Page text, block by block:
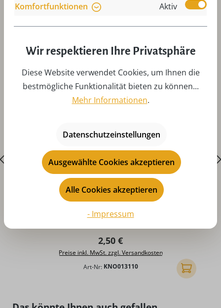
Zubehör
Räucherkerzen - Tannenduft, 24 Stück von
Regulärer Preis:
2,50 €
Preise inkl. MwSt. zzgl. Versandkosten
Art-Nr: KNO013110 In den
Produktgalerie überspringen
Komfortfunktionen
Aktiv
Wir respektieren Ihre Privatsphäre
Diese Website verwendet Cookies, um Ihnen die
bestmögliche Funktionalität bieten zu können...
Mehr Informationen.
Datenschutzeinstellungen
Ausgewählte Cookies akzeptieren
Alle Cookies akzeptieren
- Impressum